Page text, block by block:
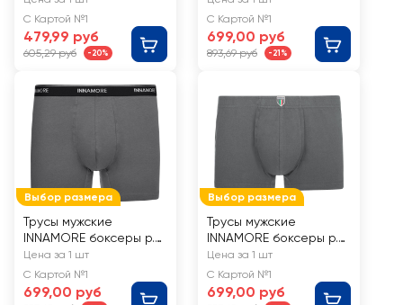
С Картой №1
479,99 руб
605,29 руб -20%
Арт. IBU34003
С Картой №1
699,00 руб
893,69 руб -21%
Выбор размера
Трусы мужские
INNAMORE боксеры р.
48–56, темно-серые,
Арт. IBU35123
Цена за 1 шт
С Картой №1
699,00 руб
Выбор размера
Трусы мужские
INNAMORE боксеры р.
48–56, темно-серые,
Арт. IBU34002
Цена за 1 шт
С Картой №1
699,00 руб